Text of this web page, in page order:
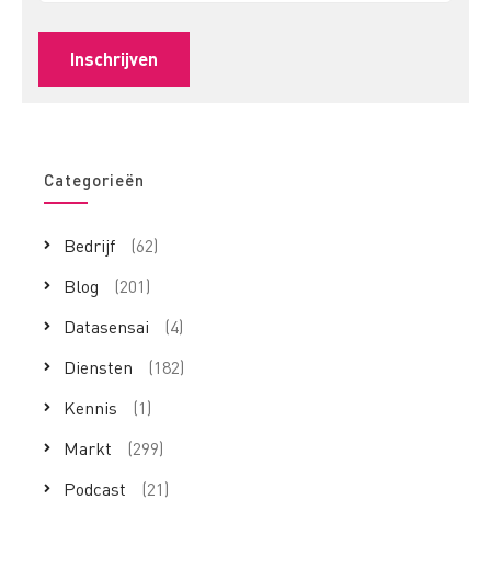
Categorieën
Bedrijf
(62)
Blog
(201)
Datasensai
(4)
Diensten
(182)
Kennis
(1)
Markt
(299)
Podcast
(21)